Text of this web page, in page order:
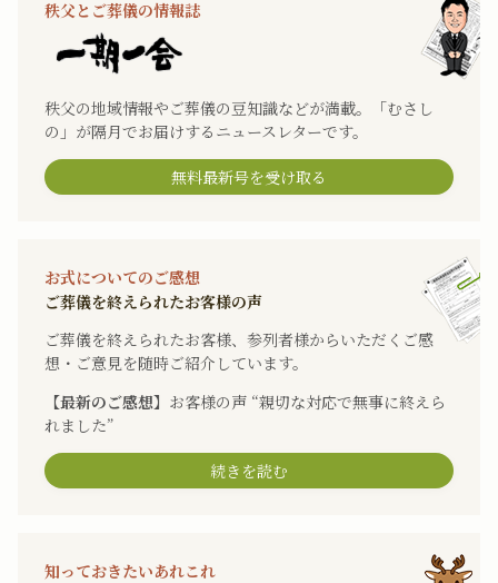
秩父とご葬儀の情報誌
秩父の地域情報やご葬儀の豆知識などが満載。「むさし
の」が隔月でお届けするニュースレターです。
無料最新号を受け取る
お式についてのご感想
ご葬儀を終えられたお客様の声
ご葬儀を終えられたお客様、参列者様からいただくご感
想・ご意見を随時ご紹介しています。
【最新のご感想】 お客様の声 “親切な対応で無事に終えら
れました”
続きを読む
知っておきたいあれこれ